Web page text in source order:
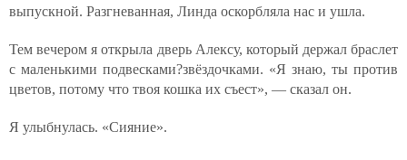
выпускной. Разгневанная, Линда оскорбляла нас и ушла.
Тем вечером я открыла дверь Алексу, который держал браслет
с маленькими подвесками?звёздочками. «Я знаю, ты против
цветов, потому что твоя кошка их съест», — сказал он.
Я улыбнулась. «Сияние».